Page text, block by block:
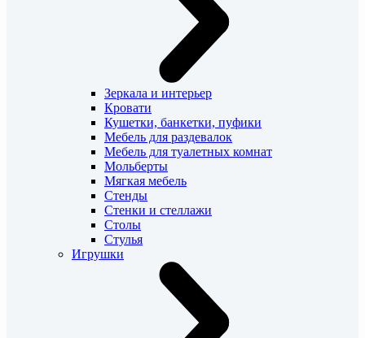
Зеркала и интерьер
Кровати
Кушетки, банкетки, пуфики
Мебель для раздевалок
Мебель для туалетных комнат
Мольберты
Мягкая мебель
Стенды
Стенки и стеллажи
Столы
Стулья
Игрушки